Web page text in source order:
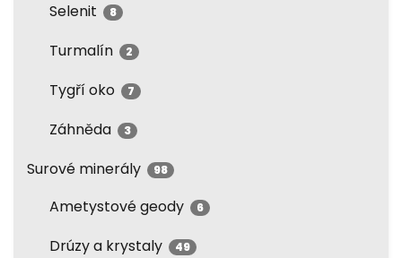
Selenit 8
Turmalín 2
Tygří oko 7
Záhněda 3
Surové minerály 98
Ametystové geody 6
Drúzy a krystaly 49